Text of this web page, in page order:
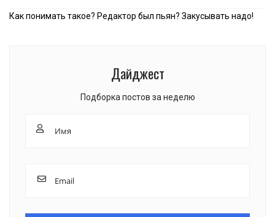
Как понимать такое? Редактор был пьян? Закусывать надо!
Дайджест
Подборка постов за неделю